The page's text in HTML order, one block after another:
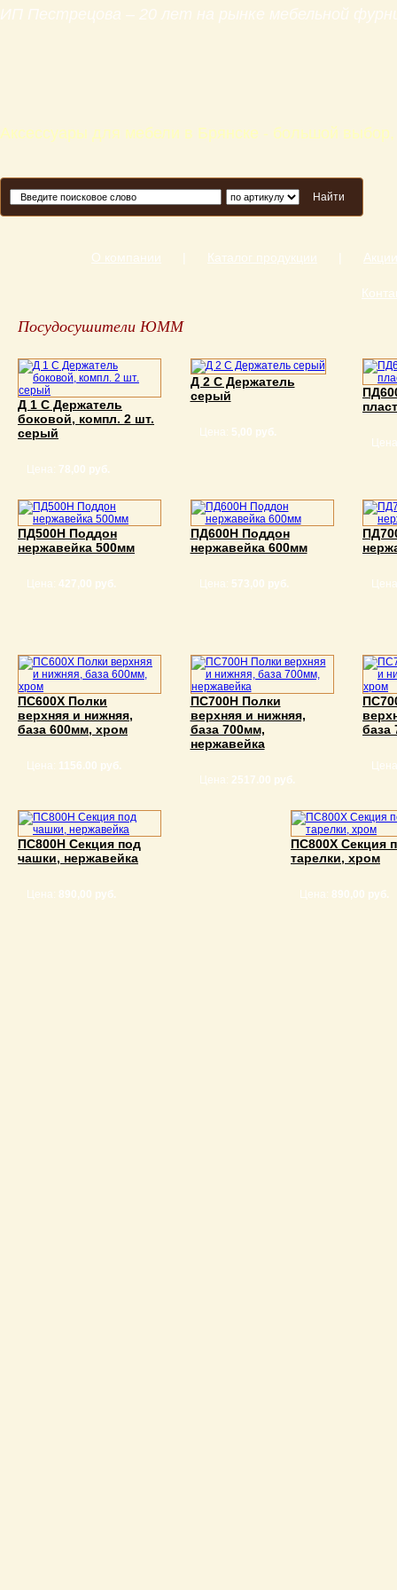
ИП Пестрецова – 20 лет на рынке мебельной
Аксессуары для мебели в Брянске - большой
Найти
О компании Каталог продукции
Посудосушители ЮММ
Д 1 С Держатель
боковой, компл. 2 шт.
серый
Цена: 78,00 руб.
Д 2 С Держатель
серый
Цена: 5,00 руб.
ПД500Н Поддон
нержавейка 500мм
Цена: 427,00 руб.
ПД600Н Поддон
нержавейка 600мм
Цена: 573,00 руб.
ПС600Х Полки
верхняя и нижняя,
база 600мм, хром
Цена: 1156.00 руб.
ПС700Н Полки
верхняя и нижняя,
база 700мм,
нержавейка
Цена: 2517.00 руб.
база
ПС800Н Секция под
чашки, нержавейка
Цена: 890,00 руб.
ПС800Х Секция
тарелки, хром
Цена: 890,00 руб.